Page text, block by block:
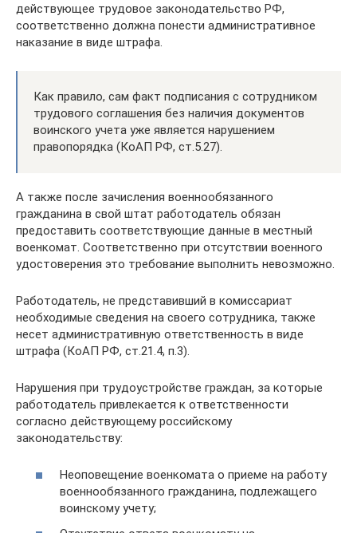
действующее трудовое законодательство РФ,
соответственно должна понести административное
наказание в виде штрафа.
Как правило, сам факт подписания с сотрудником
трудового соглашения без наличия документов
воинского учета уже является нарушением
правопорядка (КоАП РФ, ст.5.27).
А также после зачисления военнообязанного
гражданина в свой штат работодатель обязан
предоставить соответствующие данные в местный
военкомат. Соответственно при отсутствии военного
удостоверения это требование выполнить невозможно.
Работодатель, не представивший в комиссариат
необходимые сведения на своего сотрудника, также
несет административную ответственность в виде
штрафа (КоАП РФ, ст.21.4, п.3).
Нарушения при трудоустройстве граждан, за которые
работодатель привлекается к ответственности
согласно действующему российскому
законодательству:
Неоповещение военкомата о приеме на работу
военнообязанного гражданина, подлежащего
воинскому учету;